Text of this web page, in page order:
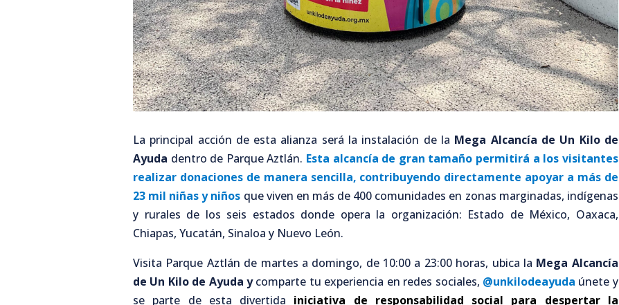
La principal acción de esta alianza será la instalación de la Mega Alcancía de Un Kilo de
Ayuda dentro de Parque Aztlán. Esta alcancía de gran tamaño permitirá a los visitantes
realizar donaciones de manera sencilla, contribuyendo directamente apoyar a más de
23 mil niñas y niños que viven en más de 400 comunidades en zonas marginadas, indígenas
y rurales de los seis estados donde opera la organización: Estado de México, Oaxaca,
Chiapas, Yucatán, Sinaloa y Nuevo León.
Visita Parque Aztlán de martes a domingo, de 10:00 a 23:00 horas, ubica la Mega Alcancía
de Un Kilo de Ayuda ycomparte tu experiencia en redes sociales, @unkilodeayuda únete y
se parte de esta divertida iniciativa de responsabilidad social para despertar la